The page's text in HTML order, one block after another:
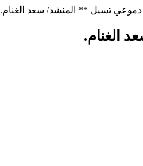
تسيل ** المنشد/ سعد الغنام.
الغنام.